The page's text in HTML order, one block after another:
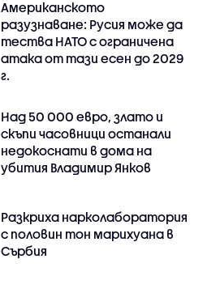
Американското
разузнаване: Русия може да
тества НАТО с ограничена
атака от тази есен до 2029
г.
Над 50 000 евро, злато и
скъпи часовници останали
недокоснати в дома на
убития Владимир Янков
Разкриха нарколаборатория
с половин тон марихуана в
Сърбия